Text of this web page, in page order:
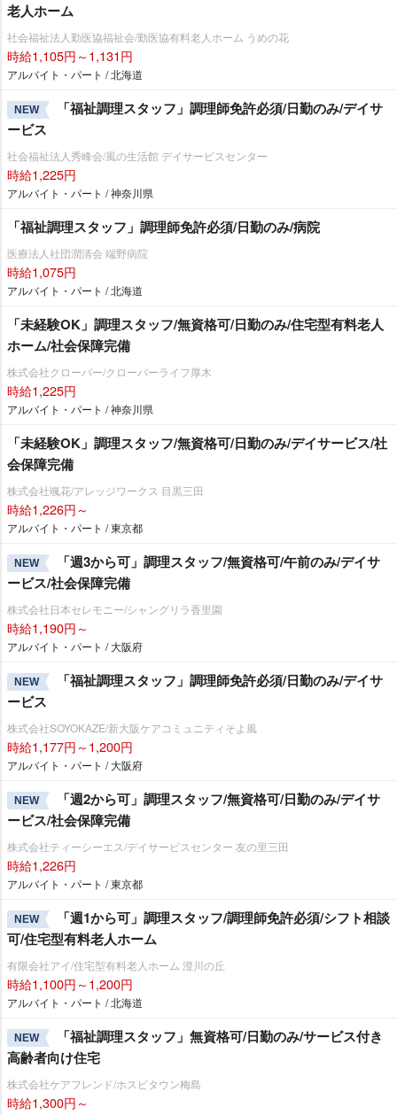
老人ホーム
社会福祉法人勤医協福祉会/勤医協有料老人ホーム うめの花
時給1,105円～1,131円
アルバイト・パート / 北海道
NEW
「福祉調理スタッフ」調理師免許必須/日勤のみ/デイサ
ービス
社会福祉法人秀峰会/風の生活館 デイサービスセンター
時給1,225円
アルバイト・パート / 神奈川県
「福祉調理スタッフ」調理師免許必須/日勤のみ/病院
医療法人社団潤清会 端野病院
時給1,075円
アルバイト・パート / 北海道
「未経験OK」調理スタッフ/無資格可/日勤のみ/住宅型有料老人
ホーム/社会保障完備
株式会社クローバー/クローバーライフ厚木
時給1,225円
アルバイト・パート / 神奈川県
「未経験OK」調理スタッフ/無資格可/日勤のみ/デイサービス/社
会保障完備
株式会社颯花/アレッジワークス 目黒三田
時給1,226円～
アルバイト・パート / 東京都
NEW
「週3から可」調理スタッフ/無資格可/午前のみ/デイサ
ービス/社会保障完備
株式会社日本セレモニー/シャングリラ香里園
時給1,190円～
アルバイト・パート / 大阪府
NEW
「福祉調理スタッフ」調理師免許必須/日勤のみ/デイサ
ービス
株式会社SOYOKAZE/新大阪ケアコミュニティそよ風
時給1,177円～1,200円
アルバイト・パート / 大阪府
NEW
「週2から可」調理スタッフ/無資格可/日勤のみ/デイサ
ービス/社会保障完備
株式会社ティーシーエス/デイサービスセンター 友の里三田
時給1,226円
アルバイト・パート / 東京都
NEW
「週1から可」調理スタッフ/調理師免許必須/シフト相談
可/住宅型有料老人ホーム
有限会社アイ/住宅型有料老人ホーム 澄川の丘
時給1,100円～1,200円
アルバイト・パート / 北海道
NEW
「福祉調理スタッフ」無資格可/日勤のみ/サービス付き
高齢者向け住宅
株式会社ケアフレンド/ホスピタウン梅島
時給1,300円～